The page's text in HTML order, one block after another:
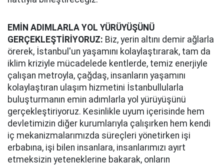
EMİN ADIMLARLA YOL YÜRÜYÜŞÜNÜ
GERÇEKLEŞTİRİYORUZ: Biz, yerin altını demir ağlarla
örerek, İstanbul'un yaşamını kolaylaştırarak, tam da
iklim kriziyle mücadelede kentlerde, temiz enerjiyle
çalışan metroyla, çağdaş, insanların yaşamını
kolaylaştıran ulaşım hizmetini İstanbullularla
buluşturmanın emin adımlarla yol yürüyüşünü
gerçekleştiriyoruz. Kesinlikle uyum içerisinde hem
devletimizin diğer kurumlarıyla çalışırken hem kendi
iç mekanizmalarımızda süreçleri yönetirken işi
erbabına, işi bilen insanlara, insanlarımızı ayırt
etmeksizin yeteneklerine bakarak, onların